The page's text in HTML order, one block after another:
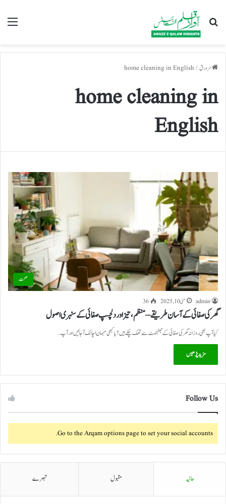
تلاش کریں
سرورق/
home cleaning in English
home cleaning in
English
صحت
admin مئی 10, 2025 36
گھر کی صفائی کے آسان طریقے – منظم، تیز اور دلچسپ صفائی کے سنہری اصول
کیا آپ بھی روزانہ گھر کی صفائی کے جھنجھٹ سے تھک چکے ہیں؟ یا کبھی مہمان اچانک آجائیں اور آپ…
مزید پڑھیں
Follow Us
Go to the Arqam options page to set your social accounts.
حالیہ مقبول تبصرے